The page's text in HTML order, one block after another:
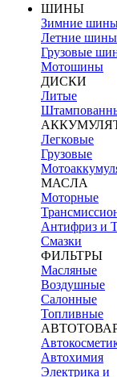
ШИНЫ
Зимние
Летние шины
Грузовые
Мотошины
ДИСКИ
Литые
Легковые
Грузовые
МАСЛА
Моторные
Антифриз и
Смазки
ФИЛЬТРЫ
Масляные
Воздушные
Салонные
Топливные
Автохимия
Электрика и